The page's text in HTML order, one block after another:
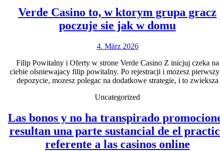
Verde Casino to, w ktorym grupa gracz
poczuje sie jak w domu
w
ktorym
poczuje
sie
jak
4. März 20264.
2026
Filip Powitalny i Oferty w strone Verde Casino Z inicjuj czeka na
ciebie olsniewajacy filip powitalny. Po rejestracji i mozesz
depozycie, mozesz polegac na dodatkowe strategie, i to zwieksza
Uncategorized
Las bonos y no ha transpirado
resultan una parte sustancial de el
referente a las casinos onlineLas